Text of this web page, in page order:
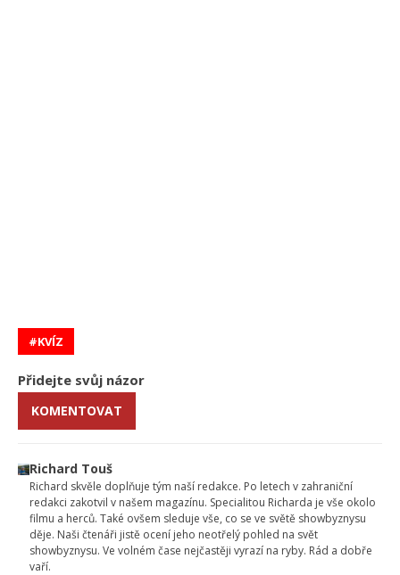
KVÍZ
Přidejte svůj názor
KOMENTOVAT
Richard Touš
Richard skvěle doplňuje tým naší redakce. Po letech v zahraniční
redakci zakotvil v našem magazínu. Specialitou Richarda je vše okolo
filmu a herců. Také ovšem sleduje vše, co se ve světě showbyznysu
děje. Naši čtenáři jistě ocení jeho neotřelý pohled na svět
showbyznysu. Ve volném čase nejčastěji vyrazí na ryby. Rád a dobře
vaří.